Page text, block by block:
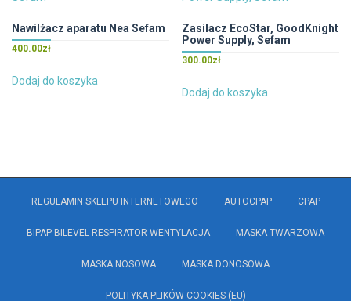
Nawilżacz aparatu Nea Sefam
400.00zł
Dodaj do koszyka
Zasilacz EcoStar, GoodKnight
Power Supply, Sefam
300.00zł
Dodaj do koszyka
REGULAMIN SKLEPU INTERNETOWEGO AUTOCPAP CPAP
BIPAP BILEVEL RESPIRATOR WENTYLACJA MASKA TWARZOWA
MASKA NOSOWA MASKA DONOSOWA
POLITYKA PLIKÓW COOKIES (EU)